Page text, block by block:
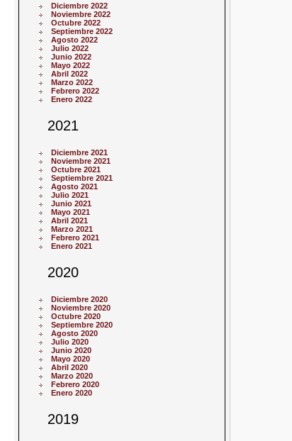
Diciembre 2022
Noviembre 2022
Octubre 2022
Septiembre 2022
Agosto 2022
Julio 2022
Junio 2022
Mayo 2022
Abril 2022
Marzo 2022
Febrero 2022
Enero 2022
2021
Diciembre 2021
Noviembre 2021
Octubre 2021
Septiembre 2021
Agosto 2021
Julio 2021
Junio 2021
Mayo 2021
Abril 2021
Marzo 2021
Febrero 2021
Enero 2021
2020
Diciembre 2020
Noviembre 2020
Octubre 2020
Septiembre 2020
Agosto 2020
Julio 2020
Junio 2020
Mayo 2020
Abril 2020
Marzo 2020
Febrero 2020
Enero 2020
2019